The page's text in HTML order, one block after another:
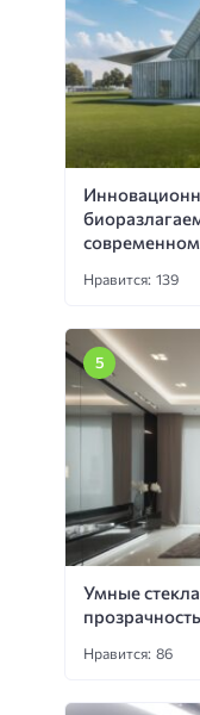
Нравится: 139
Умные
Нравится: 86